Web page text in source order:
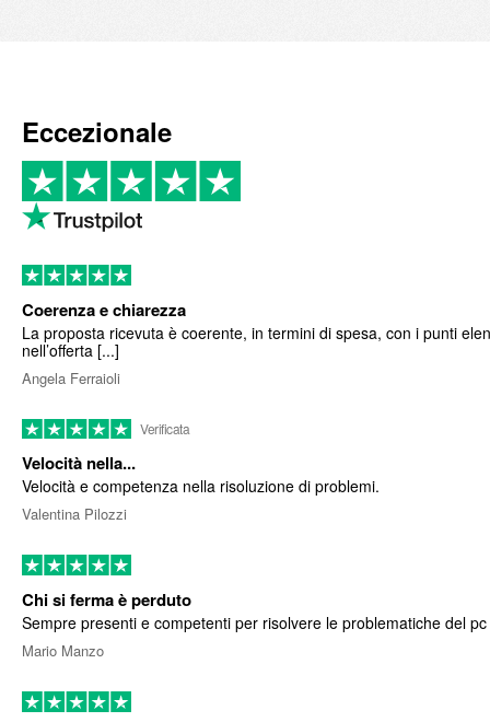
Eccezionale
Coerenza e chiarezza
La proposta ricevuta è coerente, in termini di spesa, con i punti
nell’offerta [...]
Angela Ferraioli
Verificata
Velocità nella...
Velocità e competenza nella risoluzione di problemi.
Valentina Pilozzi
Chi si ferma è perduto
Sempre presenti e competenti per risolvere le problematiche del pc
Mario Manzo